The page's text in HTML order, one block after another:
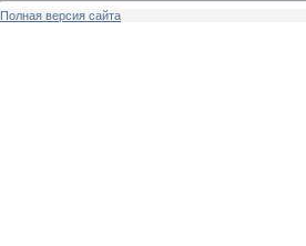
Полная версия сайта